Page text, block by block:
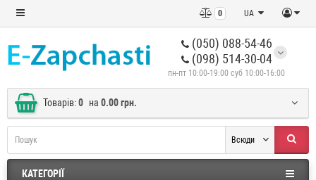
UA
0
(050) 088-54-46
(098) 514-30-04
пн-пт 10:00-19:00 суб 10:00-16:00
Товарів:0 на 0.00 грн.
Всюди
КАТЕГОРІЇ